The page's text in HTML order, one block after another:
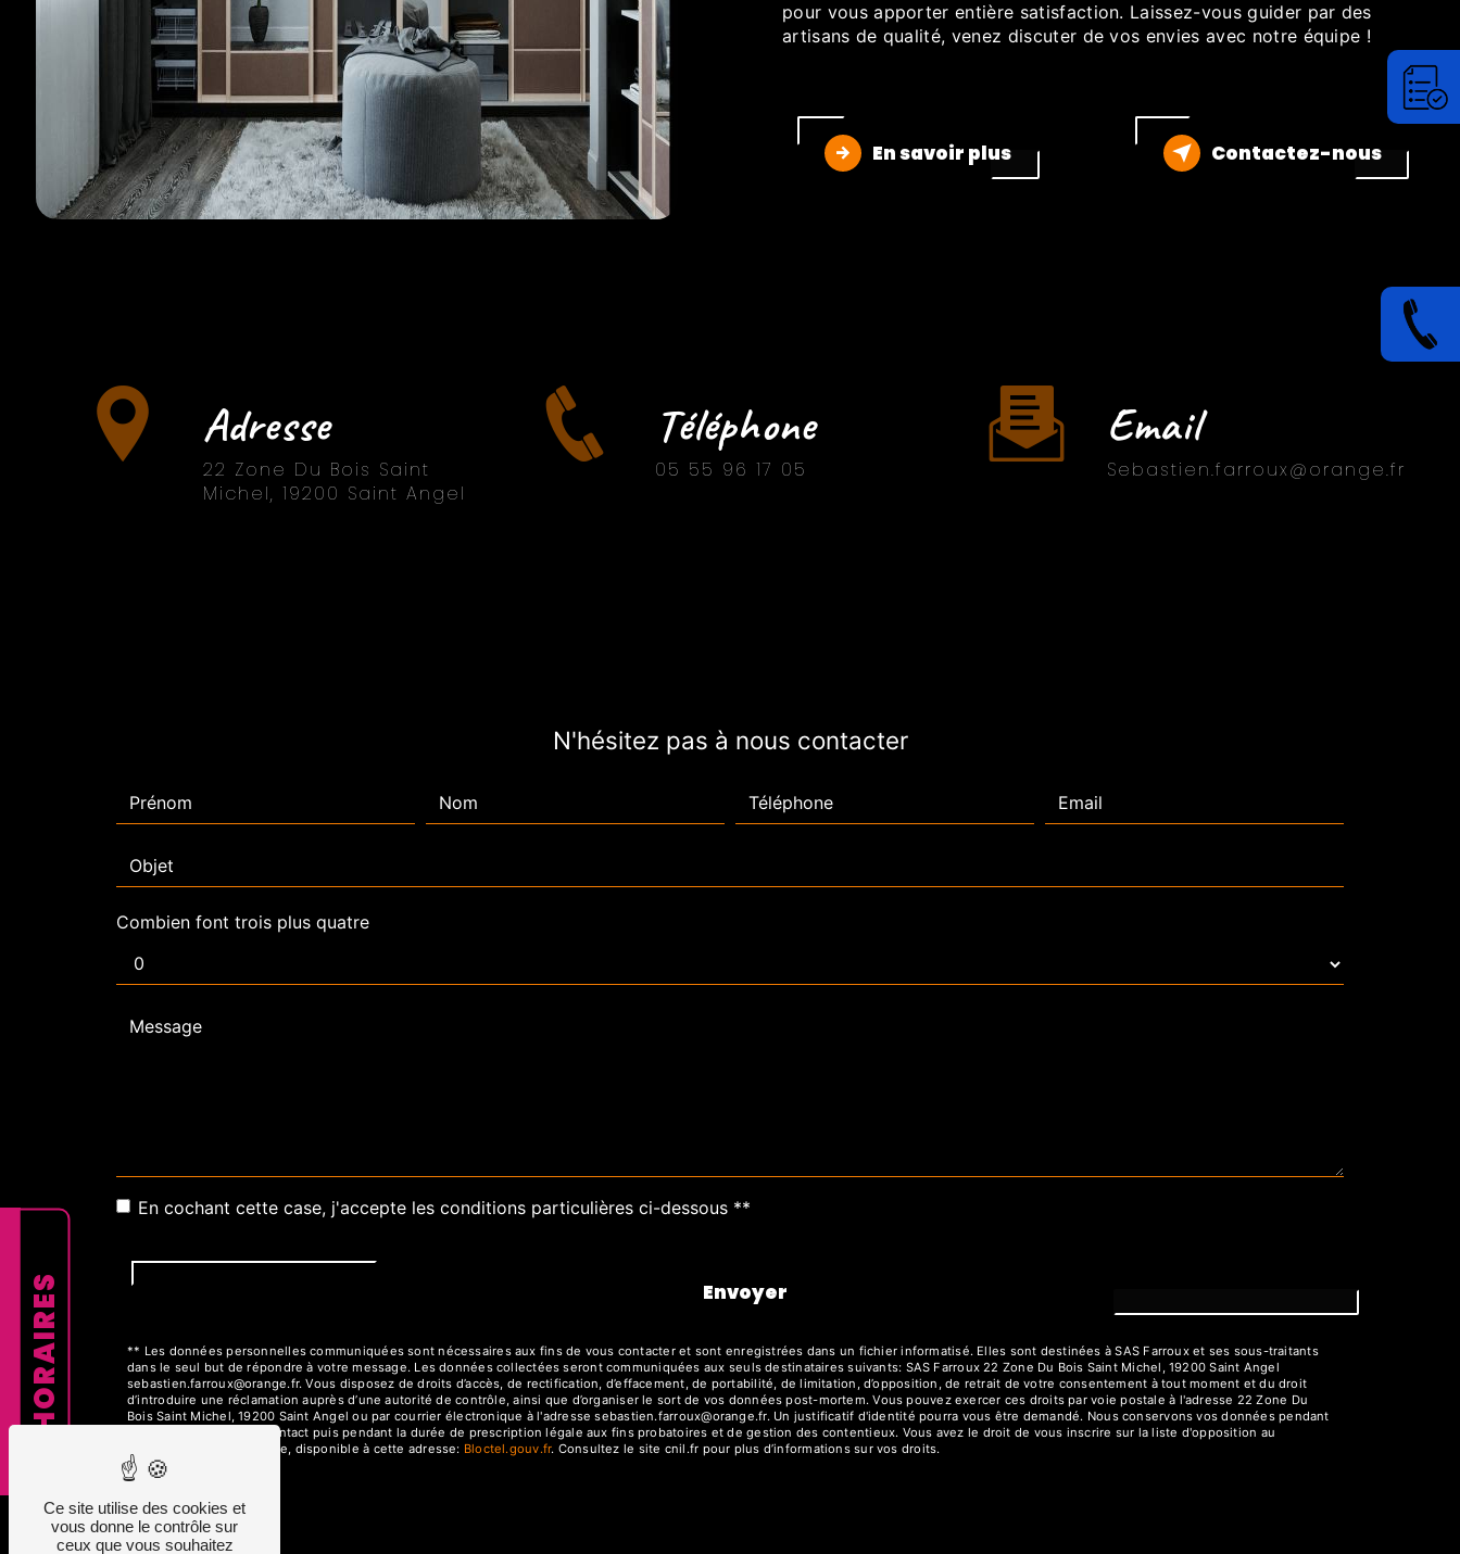
HORAIRES
pour vous apporter entière satisfaction. Laissez-vous guider par des
artisans de qualité, venez discuter de vos envies avec notre équipe !
En savoir plus Contactez-nous
Adresse
22 Zone Du Bois Saint
Michel, 19200 Saint Angel
Téléphone
05 55 96 17 05
Email
sebastien.farroux@orange.fr
N'hésitez pas à nous contacter
Combien font trois plus quatre
En cochant cette case, j'accepte les conditions particulières ci-dessous **
Envoyer
** Les données personnelles communiquées sont nécessaires aux fins de vous contacter et sont enregistrées dans un fichier informatisé. Elles sont destinées à SAS Farroux et ses sous-traitants
dans le seul but de répondre à votre message. Les données collectées seront communiquées aux seuls destinataires suivants: SAS Farroux 22 Zone Du Bois Saint Michel, 19200 Saint Angel
sebastien.farroux@orange.fr. Vous disposez de droits d’accès, de rectification, d’effacement, de portabilité, de limitation, d’opposition, de retrait de votre consentement à tout moment et du droit
d’introduire une réclamation auprès d’une autorité de contrôle, ainsi que d’organiser le sort de vos données post-mortem. Vous pouvez exercer ces droits par voie postale à l'adresse 22 Zone Du
Bois Saint Michel, 19200 Saint Angel ou par courrier électronique à l'adresse sebastien.farroux@orange.fr. Un justificatif d'identité pourra vous être demandé. Nous conservons vos données pendant
la période de prise de contact puis pendant la durée de prescription légale aux fins probatoires et de gestion des contentieux. Vous avez le droit de vous inscrire sur la liste d'opposition au
démarchage téléphonique, disponible à cette adresse:
Bloctel.gouv.fr. Consultez le site cnil.fr pour plus d’informations sur vos droits.
Ce site utilise des cookies et
vous donne le contrôle sur
ceux que vous souhaitez